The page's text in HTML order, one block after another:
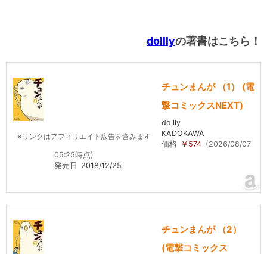
dolllyの著書はこちら！
※リンクはアフィリエイト広告を含みます
チュンまんが （1） (電
撃コミックスNEXT)
dollly
KADOKAWA
価格 ￥574 (2026/08/07
05:25時点)
発売日 2018/12/25
チュンまんが （2）
(電撃コミックス